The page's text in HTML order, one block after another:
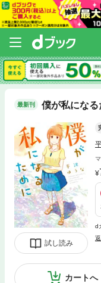
最新刊 僕が私になる
試し読み
d
カートへ